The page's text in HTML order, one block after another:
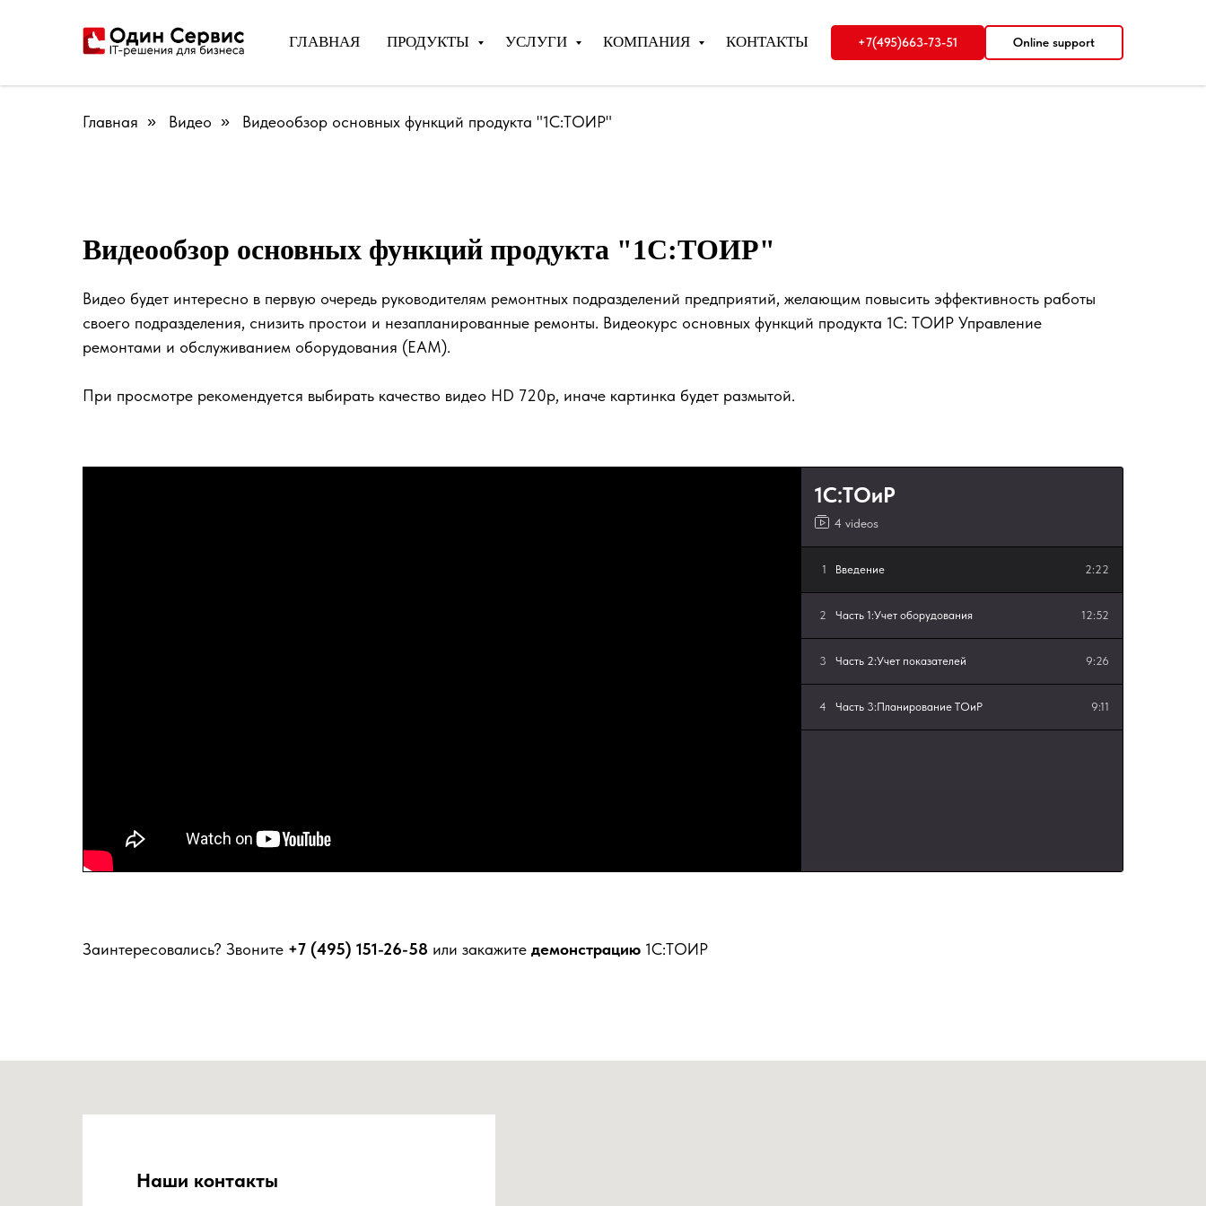
ГЛАВНАЯ ПРОДУКТЫ УСЛУГИ КОМПАНИЯ КОНТАКТЫ +7(495)663-73-51 Online support
Главная » Видео » Видеообзор основных функций продукта "1С:ТОИР"
Видеообзор основных функций продукта "1С:ТОИР"
Видео будет интересно в первую очередь руководителям ремонтных подразделений предприятий, желающим повысить эффективность работы
своего подразделения, снизить простои и незапланированные ремонты. Видеокурс основных функций продукта 1С: ТОИР Управление
ремонтами и обслуживанием оборудования (EAM).
При просмотре рекомендуется выбирать качество видео HD 720p, иначе картинка будет размытой.
1С:ТОиР
4 videos
1 Введение 2:22
2 Часть 1:Учет оборудования 12:52
3 Часть 2:Учет показателей 9:26
4 Часть 3:Планирование ТОиР 9:11
Заинтересовались? Звоните +7 (495) 151-26-58 или закажите демонстрацию 1C:ТОИР
Наши контакты